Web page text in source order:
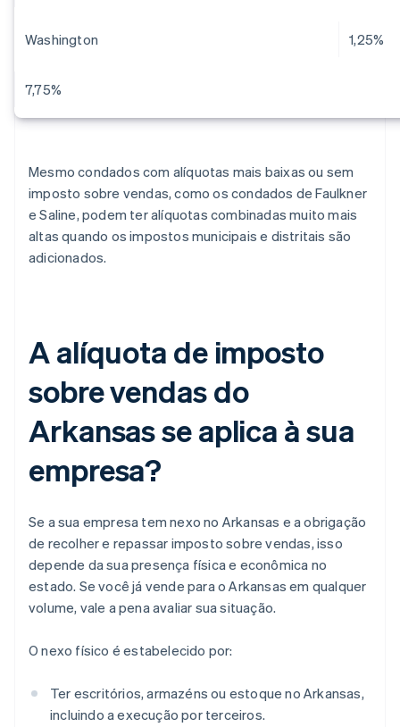
Washington 1,25%
7,75%
Mesmo condados com alíquotas mais baixas ou sem
imposto sobre vendas, como os condados de Faulkner
e Saline, podem ter alíquotas combinadas muito mais
altas quando os impostos municipais e distritais são
adicionados.
A alíquota de imposto
sobre vendas do
Arkansas se aplica à sua
empresa?
Se a sua empresa tem nexo no Arkansas e a obrigação
de recolher e repassar imposto sobre vendas, isso
depende da sua presença física e econômica no
estado. Se você já vende para o Arkansas em qualquer
volume, vale a pena avaliar sua situação.
O nexo físico é estabelecido por:
Ter escritórios, armazéns ou estoque no Arkansas,
incluindo a execução por terceiros.